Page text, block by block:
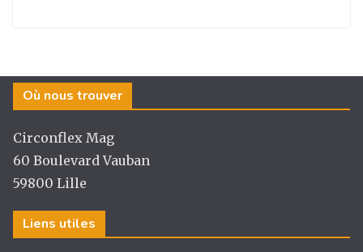
Où nous trouver
Circonflex Mag
60 Boulevard Vauban
59800 Lille
Liens utiles